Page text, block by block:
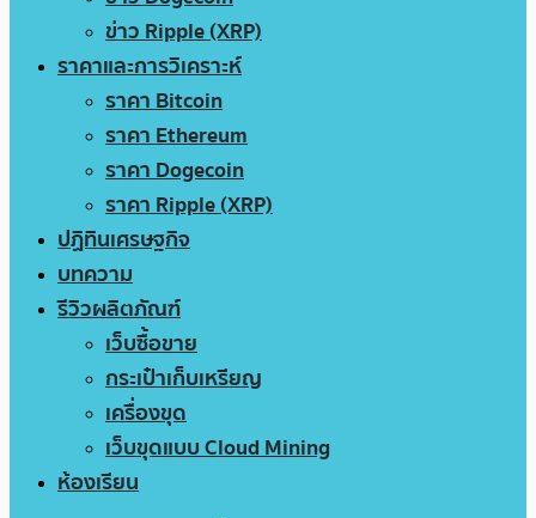
ข่าว Ripple (XRP)
ราคาและการวิเคราะห์
ราคา Bitcoin
ราคา Ethereum
ราคา Dogecoin
ราคา Ripple (XRP)
ปฏิทินเศรษฐกิจ
บทความ
รีวิวผลิตภัณฑ์
เว็บซื้อขาย
กระเป๋าเก็บเหรียญ
เครื่องขุด
เว็บขุดแบบ Cloud Mining
ห้องเรียน